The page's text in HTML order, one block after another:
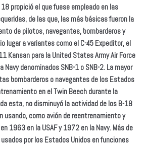
propició el que fuese empleado en las
de las que, las más básicas fueron la
de pilotos, navegantes, bombarderos y
lugar a variantes como el C-45 Expeditor, el
Kansan para la United States Army Air Force
Navy denominados SNB-1 o SNB-2. La mayor
bombarderos o navegantes de los Estados
en el Twin Beech durante la
esta, no disminuyó la actividad de los B-18
usando, como avión de reentrenamiento y
1963 en la USAF y 1972 en la Navy. Más de
por los Estados Unidos en funciones